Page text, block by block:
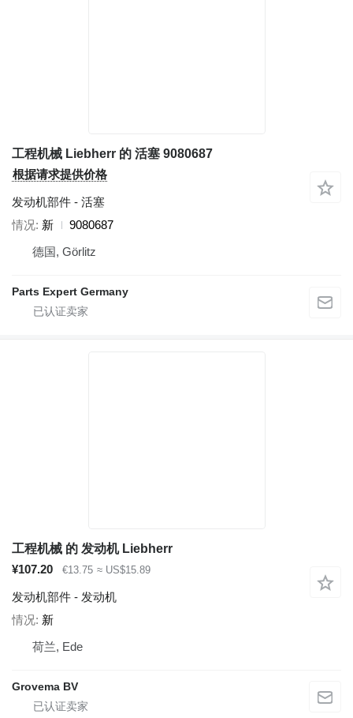
工程机械 Liebherr 的 活塞 9080687
根据请求提供价格
发动机部件 - 活塞
情况 新
9080687
德国, Görlitz
Parts Expert Germany
工程机械 的 发动机 Liebherr
¥107.20
€13.75 ≈ US$15.89
发动机部件 - 发动机
情况 新
荷兰, Ede
Grovema BV